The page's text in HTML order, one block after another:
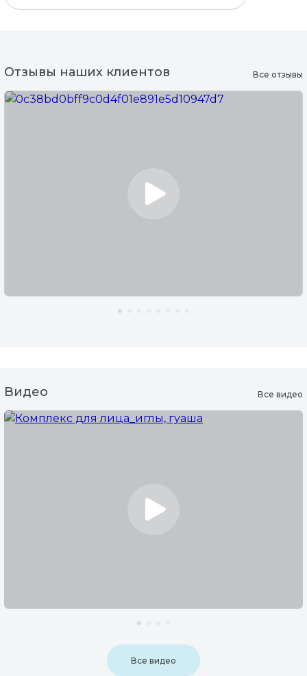
Отзывы наших клиентов Все отзывы
Видео Все видео
Все видео